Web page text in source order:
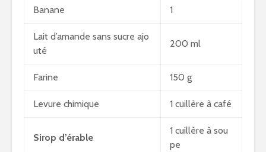
Banane 1
Lait d’amande sans sucre ajo
uté
200 ml
Farine 150 g
Levure chimique 1 cuillère à café
Sirop d’érable
1 cuillère à sou
pe